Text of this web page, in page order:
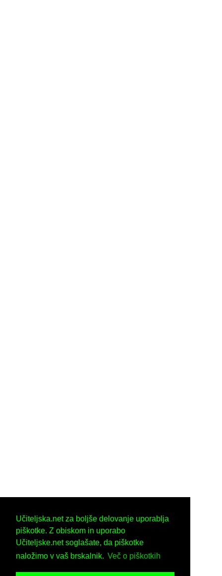
Učiteljska.net za boljše delovanje uporablja
piškotke. Z obiskom in uporabo
Učiteljske.net soglašate, da piškotke
naložimo v vaš brskalnik. Več o piškotkih